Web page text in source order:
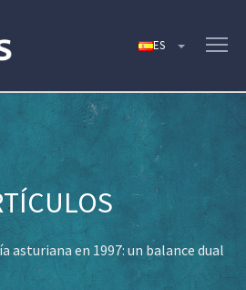
asturiana en 1997: un balance dual